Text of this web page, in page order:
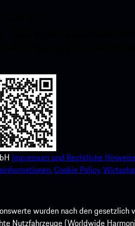
Impressum und Rechtliche
Cookie Policy.
wurden nach den
Nutzfahrzeuge (Worldwide